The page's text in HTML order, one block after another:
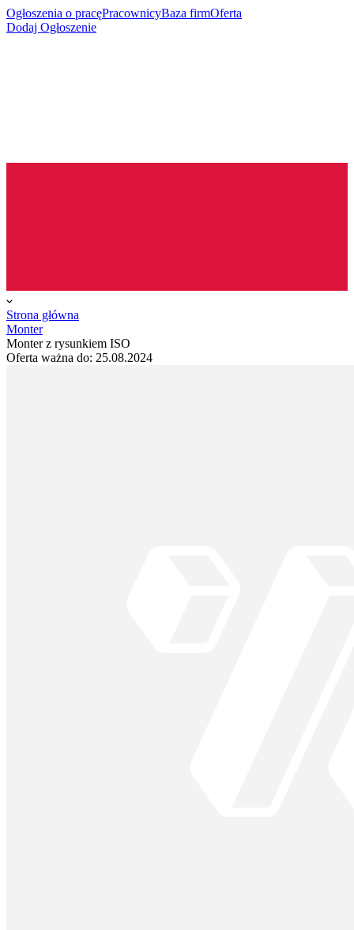
Ogłoszenia o pracęPracownicyBaza firmOferta
Dodaj Ogłoszenie
Strona główna
Monter
Monter z rysunkiem ISO
Oferta ważna do: 25.08.2024